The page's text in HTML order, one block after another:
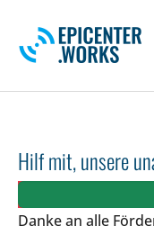
Hilf mit, unsere
Danke an alle